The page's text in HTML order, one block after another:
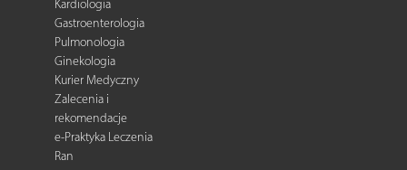
Kardiologia
Gastroenterologia
Pulmonologia
Ginekologia
Kurier Medyczny
Zalecenia i
rekomendacje
e-Praktyka Leczenia
Ran